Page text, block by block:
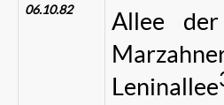
06.10.82
Allee der
Leninallee